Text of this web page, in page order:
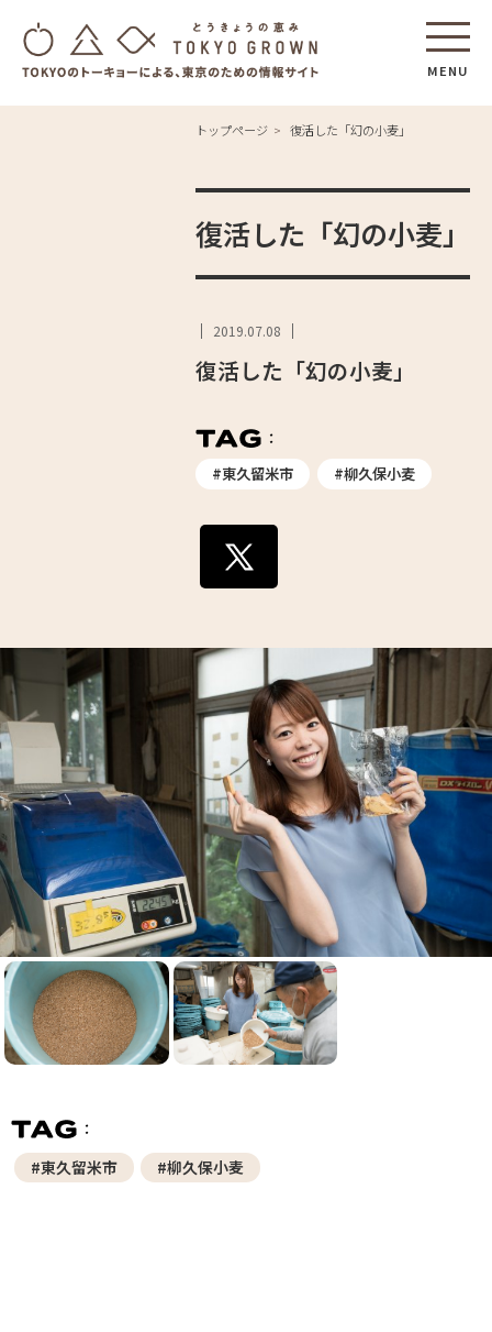
MENU
トップページ 復活した「幻の小麦」
復活した「幻の小麦」
2019.07.08
復活した「幻の小麦」
#東久留米市 #柳久保小麦
#東久留米市 #柳久保小麦